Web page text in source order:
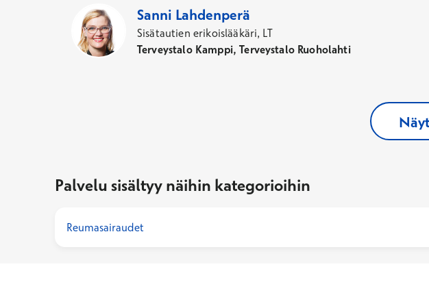
Sanni Lahdenperä
Sisätautien erikoislääkäri, LT
Terveystalo Kamppi, Terveystalo Ruoholahti
Palvelu sisältyy näihin kategorioihin
Reumasairaudet